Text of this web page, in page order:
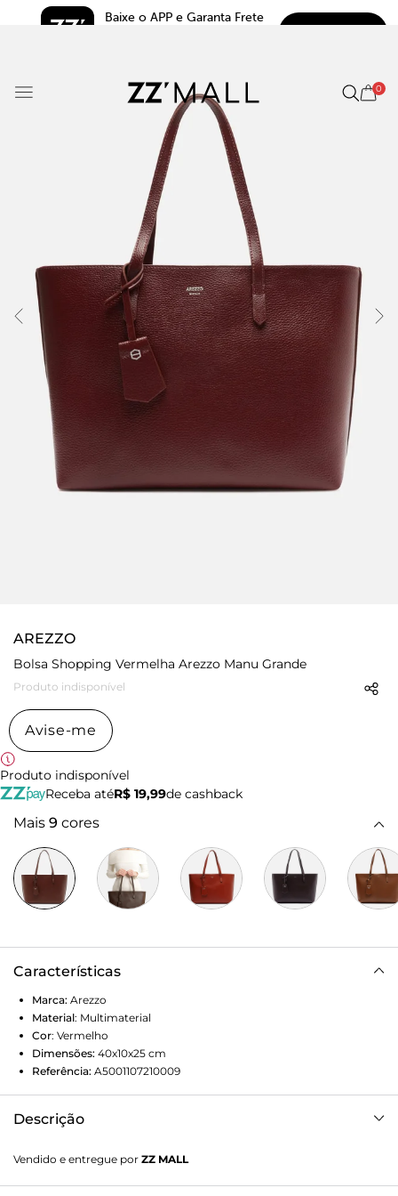
Baixe o APP e Garanta Frete
0
AREZZO
Bolsa Shopping Vermelha Arezzo Manu Grande
Produto indisponível
Avise-me
Produto indisponível
Receba atéR$ 19,99de cashback
Mais 9 cores
Características
Marca: Arezzo
Material: Multimaterial
Cor: Vermelho
Dimensões: 40x10x25 cm
Referência: A5001107210009
Descrição
estruturado e acabamento texturizado. Traz duas alças de
ombro, fecho superior em zíper e puxador. Acompanha bag
Vendido e entregue por ZZ MALL